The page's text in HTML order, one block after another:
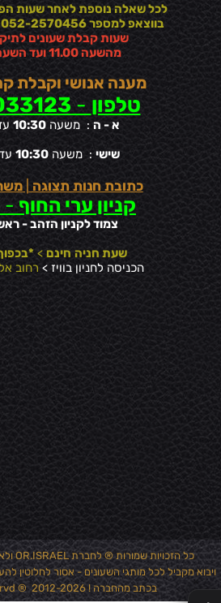
לכל שאלה נוספת לאחר שעות
בווצאפ למספר 052-2570456 עד השעה 21.00
שעות קבלת שעונים
מהשעה 11.00 ועד השעה 18.00
מענה אנושי וקבלת
טלפון -
א - ה : משעה 10:30
שישי : משעה10:30
כתובת חנות תצוגה |
קניון ערי החוף-
צמוד לקניון הזהב -
שעת חניה חינם >
הכניסה לחניון בוויז > רחוב
ויבוא מקביל לכל מותגי השעונים - אסור לחלוטין
בכתב מהחברה ! 2012-2026 ® All Rights Reservd
✕